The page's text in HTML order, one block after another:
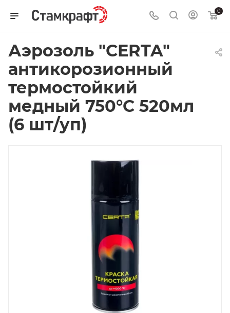
0
Аэрозоль "CERTA"
антикорозионный
термостойкий
медный 750°С 520мл
(6 шт/уп)